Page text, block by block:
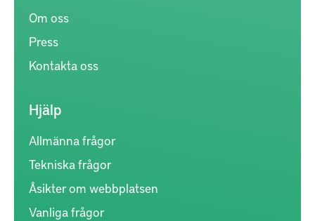
Om oss
Press
Kontakta oss
Hjälp
Allmänna frågor
Tekniska frågor
Åsikter om webbplatsen
Vanliga frågor